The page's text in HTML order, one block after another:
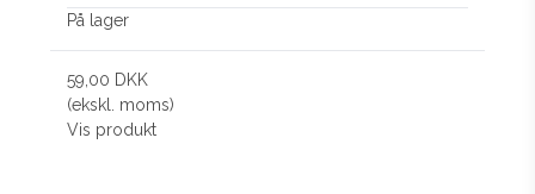
På lager
59,00 DKK
(ekskl. moms)
Vis produkt